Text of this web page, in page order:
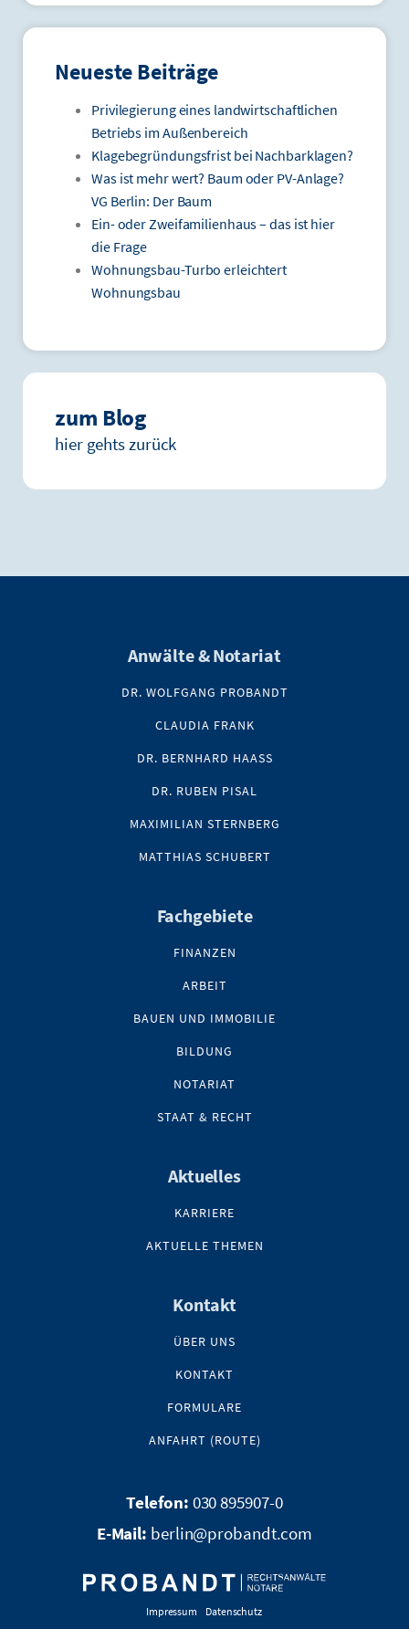
Neueste Beiträge
Privilegierung eines landwirtschaftlichen
Betriebs im Außenbereich
Klagebegründungsfrist bei Nachbarklagen?
Was ist mehr wert? Baum oder PV-Anlage?
VG Berlin: Der Baum
Ein- oder Zweifamilienhaus – das ist hier
die Frage
Wohnungsbau-Turbo erleichtert
Wohnungsbau
zum Blog
hier gehts zurück
Anwälte & Notariat
DR. WOLFGANG PROBANDT
CLAUDIA FRANK
DR. BERNHARD HAASS
DR. RUBEN PISAL
MAXIMILIAN STERNBERG
MATTHIAS SCHUBERT
Fachgebiete
FINANZEN
ARBEIT
BAUEN UND IMMOBILIE
BILDUNG
NOTARIAT
STAAT & RECHT
Aktuelles
KARRIERE
AKTUELLE THEMEN
Kontakt
ÜBER UNS
KONTAKT
FORMULARE
ANFAHRT (ROUTE)
030 895907-0
berlin@probandt.com
Impressum Datenschutz